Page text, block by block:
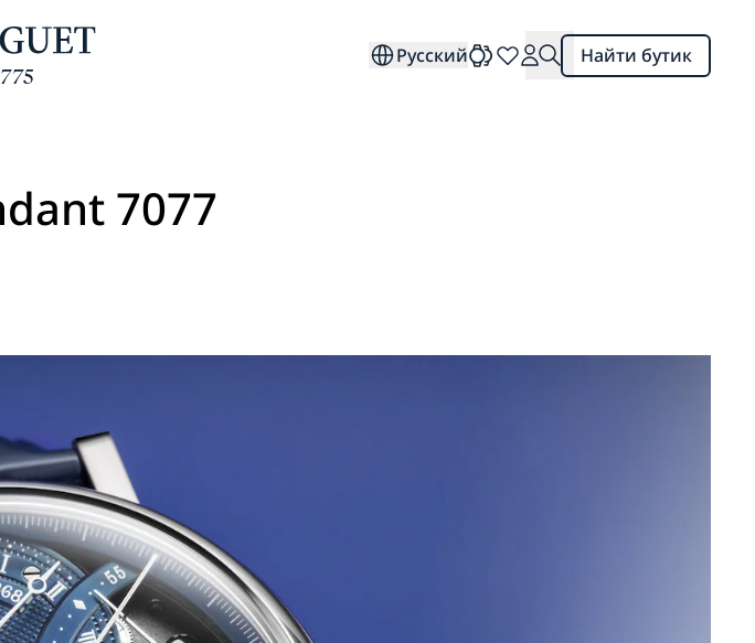
Русский Найти бутик
7077